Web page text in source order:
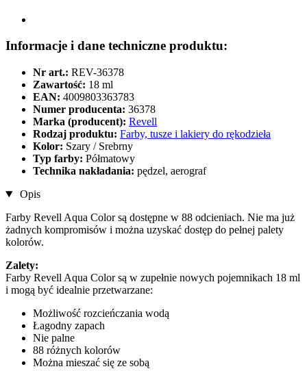
Informacje i dane techniczne produktu:
Nr art.: REV-36378
Zawartość: 18 ml
EAN: 4009803363783
Numer producenta: 36378
Marka (producent): Revell
Rodzaj produktu: Farby, tusze i lakiery do rękodzieła
Kolor: Szary / Srebrny
Typ farby: Półmatowy
Technika nakładania: pędzel, aerograf
Opis
Farby Revell Aqua Color są dostępne w 88 odcieniach. Nie ma już
żadnych kompromisów i można uzyskać dostęp do pełnej palety
kolorów.
Zalety:
Farby Revell Aqua Color są w zupełnie nowych pojemnikach 18 ml
i mogą być idealnie przetwarzane:
Możliwość rozcieńczania wodą
Łagodny zapach
Nie palne
88 różnych kolorów
Można mieszać się ze sobą